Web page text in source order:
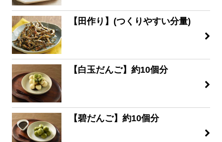
【田作り】(つくりやすい分量)
【白玉だんご】約10個分
【碧だんご】約10個分